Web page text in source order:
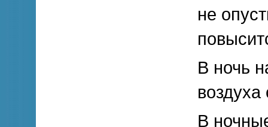
не
В ночь
В